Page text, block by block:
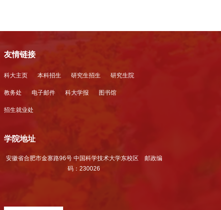
友情链接
科大主页 本科招生 研究生招生 研究生院
教务处 电子邮件 科大学报 图书馆
招生就业处
学院地址
安徽省合肥市金寨路96号 中国科学技术大学东校区 邮政编
码：230026